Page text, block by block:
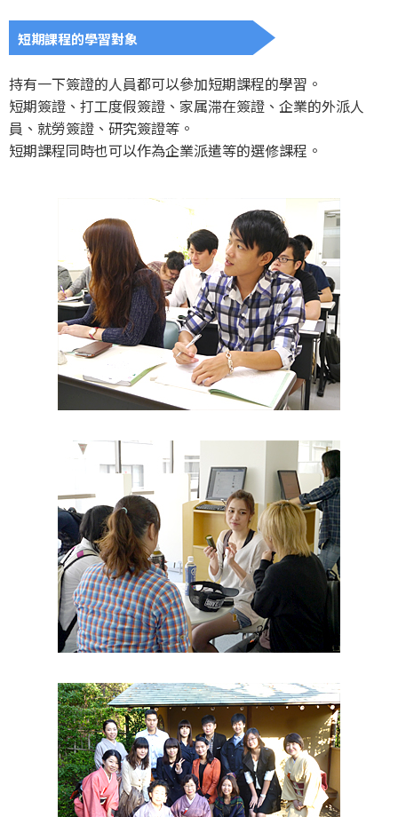
短期課程的學習對象
持有一下簽證的人員都可以參加短期課程的學習。
短期簽證、打工度假簽證、家属滞在簽證、企業的外派人
員、就勞簽證、研究簽證等。
短期課程同時也可以作為企業派遣等的選修課程。